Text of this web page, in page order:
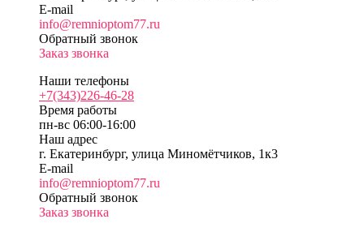
E-mail
info@remnioptom77.ru
Обратный звонок
Заказ звонка
Наши телефоны
+7(343)226-46-28
Время работы
пн-вс 06:00-16:00
Наш адрес
г. Екатеринбург, улица Миномётчиков, 1к3
E-mail
info@remnioptom77.ru
Обратный звонок
Заказ звонка